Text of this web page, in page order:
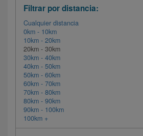
Filtrar por distancia:
Cualquier distancia
0km - 10km
10km - 20km
20km - 30km
30km - 40km
40km - 50km
50km - 60km
60km - 70km
70km - 80km
80km - 90km
90km - 100km
100km +